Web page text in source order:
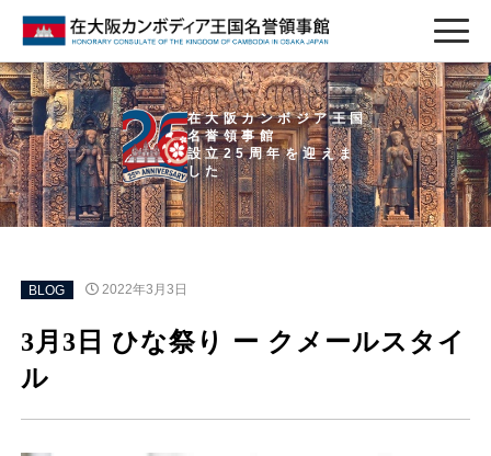
在大阪カンボジア王国
名誉領事館
設立25周年を迎えま
した
BLOG 2022年3月3日
3月3日 ひな祭り ー クメールスタイ
ル